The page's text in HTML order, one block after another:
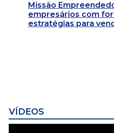
Missão
empresários com
estratégias para
VÍDEOS